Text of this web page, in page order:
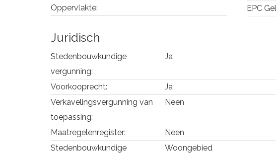
Oppervlakte:
EPC
Juridisch
Stedenbouwkundige
vergunning:
Ja
Voorkooprecht:
Ja
Verkavelingsvergunning van
toepassing:
Neen
Maatregelenregister:
Neen
Stedenbouwkundige
Woongebied